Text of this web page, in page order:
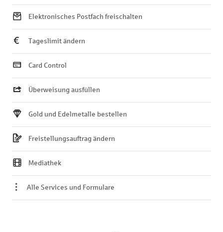
Elektronisches Postfach freischalten
Tageslimit ändern
Card Control
Überweisung ausfüllen
Gold und Edelmetalle bestellen
Freistellungsauftrag ändern
Mediathek
Alle Services und Formulare